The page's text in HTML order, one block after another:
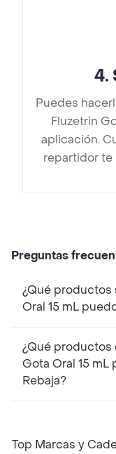
4.
Puedes
Fluzetrin
aplicación.
repartidor te
Preguntas
¿Qué productos
Oral 15 mL
¿Qué productos
Gota Oral 15 mL
Rebaja?
Top Marcas y